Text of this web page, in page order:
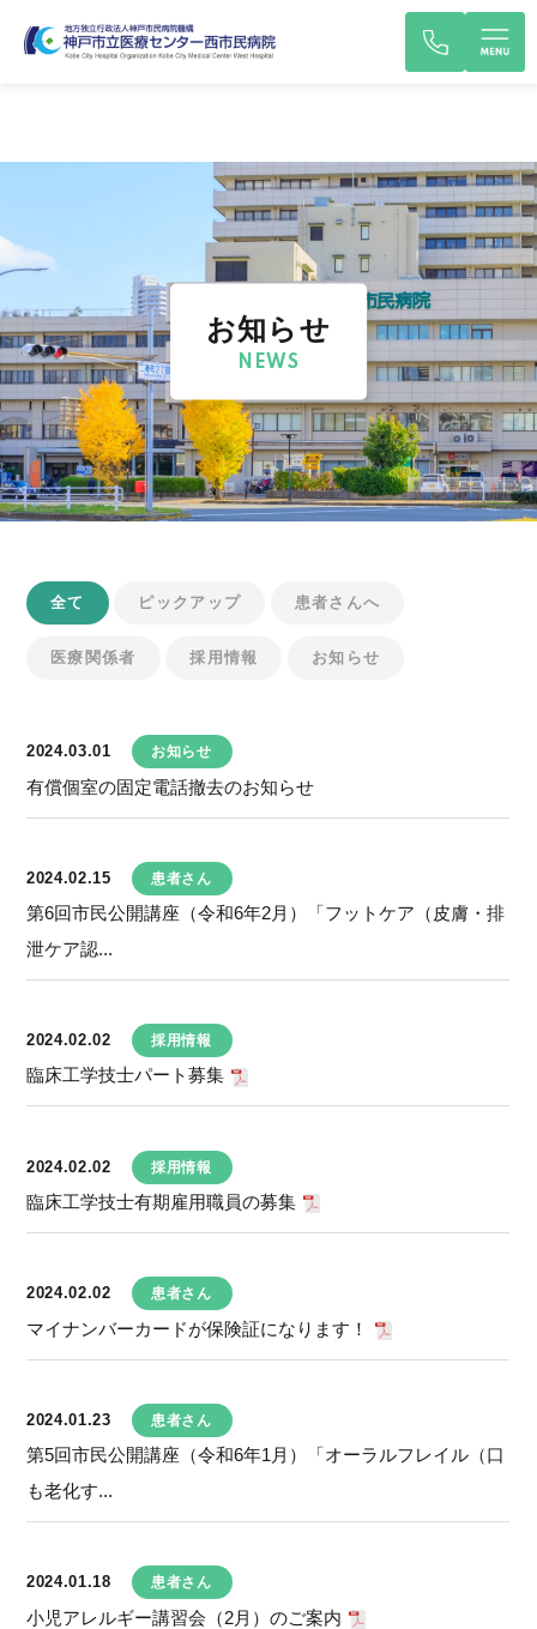
お知らせ
NEWS
全て ピックアップ 患者さんへ
医療関係者 採用情報 お知らせ
2024.03.01 お知らせ
有償個室の固定電話撤去のお知らせ
2024.02.15 患者さん
第6回市民公開講座（令和6年2月）「フットケア（皮膚・排
泄ケア認...
2024.02.02 採用情報
臨床工学技士パート募集
2024.02.02 採用情報
臨床工学技士有期雇用職員の募集
2024.02.02 患者さん
マイナンバーカードが保険証になります！
2024.01.23 患者さん
第5回市民公開講座（令和6年1月）「オーラルフレイル（口
も老化す...
2024.01.18 患者さん
小児アレルギー講習会（2月）のご案内